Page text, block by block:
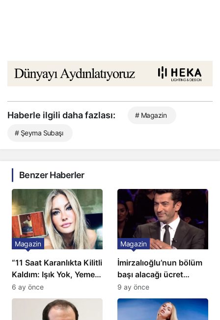
Haberle ilgili daha fazlası: # Magazin
# Şeyma Subaşı
Benzer Haberler
“11 Saat Karanlıkta Kilitli
Kaldım: Işık Yok, Yemek
Yok, Tuvalet Yok!”
Çağla Şikel’den Şok
Magazin
6 ay önce
İmirzalıoğlu’nun bölüm
başı alacağı ücret
Türkiye’de bir ilk:
Gözünü 2 ilçeye dikti!
Magazin
9 ay önce